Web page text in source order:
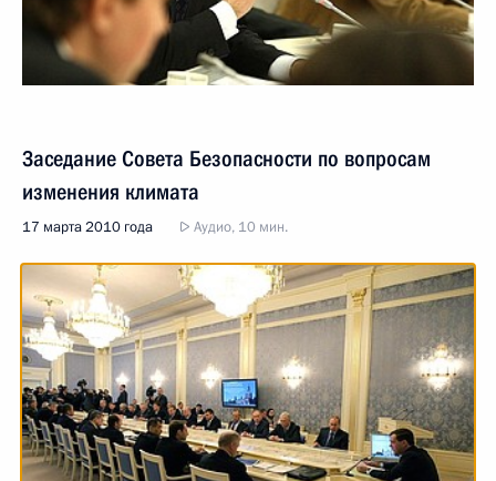
Заседание Совета Безопасности по вопросам
изменения климата
17 марта 2010 года Аудио, 10 мин.